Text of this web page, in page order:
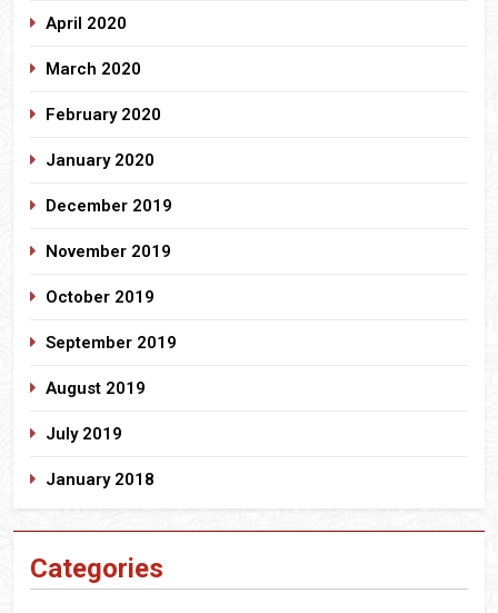
April 2020
March 2020
February 2020
January 2020
December 2019
November 2019
October 2019
September 2019
August 2019
July 2019
January 2018
Categories